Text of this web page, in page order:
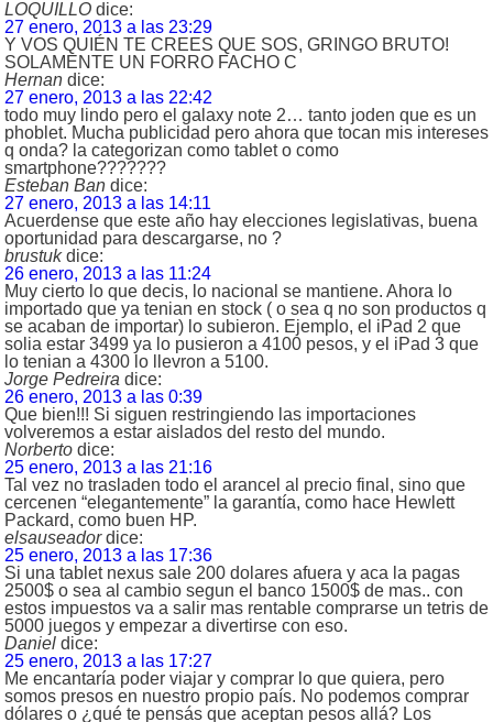
LOQUILLO dice:
27 enero, 2013 a las 23:29
Y VOS QUIÉN TE CREES QUE SOS, GRINGO BRUTO!
SOLAMENTE UN FORRO FACHO C
Hernan dice:
27 enero, 2013 a las 22:42
todo muy lindo pero el galaxy note 2… tanto joden que es un
phoblet. Mucha publicidad pero ahora que tocan mis intereses
q onda? la categorizan como tablet o como
smartphone???????
Esteban Ban dice:
27 enero, 2013 a las 14:11
Acuerdense que este año hay elecciones legislativas, buena
oportunidad para descargarse, no ?
brustuk dice:
26 enero, 2013 a las 11:24
Muy cierto lo que decis, lo nacional se mantiene. Ahora lo
importado que ya tenian en stock ( o sea q no son productos q
se acaban de importar) lo subieron. Ejemplo, el iPad 2 que
solia estar 3499 ya lo pusieron a 4100 pesos, y el iPad 3 que
lo tenian a 4300 lo llevron a 5100.
Jorge Pedreira dice:
26 enero, 2013 a las 0:39
Que bien!!! Si siguen restringiendo las importaciones
volveremos a estar aislados del resto del mundo.
Norberto dice:
25 enero, 2013 a las 21:16
Tal vez no trasladen todo el arancel al precio final, sino que
cercenen “elegantemente” la garantía, como hace Hewlett
Packard, como buen HP.
elsauseador dice:
25 enero, 2013 a las 17:36
Si una tablet nexus sale 200 dolares afuera y aca la pagas
2500$ o sea al cambio segun el banco 1500$ de mas.. con
estos impuestos va a salir mas rentable comprarse un tetris de
5000 juegos y empezar a divertirse con eso.
Daniel dice:
25 enero, 2013 a las 17:27
Me encantaría poder viajar y comprar lo que quiera, pero
somos presos en nuestro propio país. No podemos comprar
dólares o ¿qué te pensás que aceptan pesos allá? Los